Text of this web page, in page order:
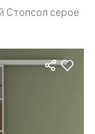
Стопсол серое